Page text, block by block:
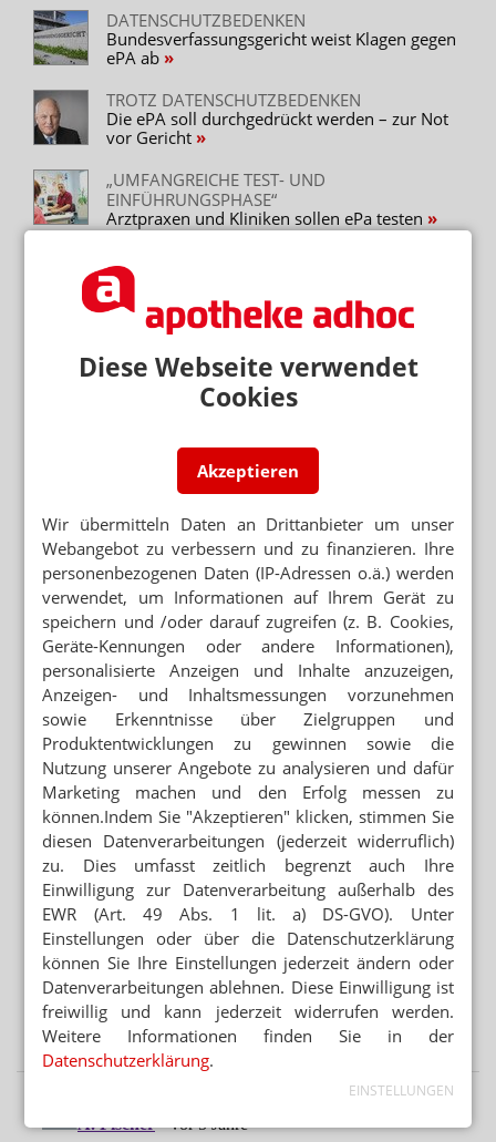
Diese Webseite verwendet
Cookies
Akzeptieren
Wir übermitteln Daten an Drittanbieter um unser
Webangebot zu verbessern und zu finanzieren. Ihre
personenbezogenen Daten (IP-Adressen o.ä.) werden
verwendet, um Informationen auf Ihrem Gerät zu
speichern und /oder darauf zugreifen (z. B. Cookies,
Geräte-Kennungen oder andere Informationen),
personalisierte Anzeigen und Inhalte anzuzeigen,
Anzeigen- und Inhaltsmessungen vorzunehmen
sowie Erkenntnisse über Zielgruppen und
Produktentwicklungen zu gewinnen sowie die
Nutzung unserer Angebote zu analysieren und dafür
Marketing machen und den Erfolg messen zu
können.Indem Sie "Akzeptieren" klicken, stimmen Sie
diesen Datenverarbeitungen (jederzeit widerruflich)
zu. Dies umfasst zeitlich begrenzt auch Ihre
Einwilligung zur Datenverarbeitung außerhalb des
EWR (Art. 49 Abs. 1 lit. a) DS-GVO). Unter
Einstellungen oder über die Datenschutzerklärung
können Sie Ihre Einstellungen jederzeit ändern oder
Datenverarbeitungen ablehnen. Diese Einwilligung ist
freiwillig und kann jederzeit widerrufen werden.
Weitere Informationen finden Sie in der
Datenschutzerklärung.
EINSTELLUNGEN
DATENSCHUTZBEDENKEN
Bundesverfassungsgericht weist Klagen gegen
ePA ab
TROTZ DATENSCHUTZBEDENKEN
Die ePA soll durchgedrückt werden – zur Not
vor Gericht
„UMFANGREICHE TEST- UND
EINFÜHRUNGSPHASE“
Arztpraxen und Kliniken sollen ePa testen
Gläserner Bürger: Steuer-ID soll auch
Krankendaten speichern
DATENSCHÜTZER WARNEN VOR
AUSWERTUNG
E-Rezept ohne Ende-zu-Ende-Verschlüsselung
E-Rezept: BtM, Hilfsmittel, Holland-Versender
Mehr zum Thema
GESETZGEBER MÜSSTE HANDELN
Kassen: Rx-Boni sind zulässig
KASSENÄRZTE FORDERN PRÄVENTIONSOFFENSIVE
Alkohol und Tabak: Staat sollte ordentlich zulangen
WEGEN GKV-SPARPAKET
Zuzahlung: Neuer Abda-Handzettel
Mehr aus Ressort
PODCAST NUR MAL SO ZUM WISSEN
Das Cannabis-Chaos
ANTRAG ABGELEHNT
Grüne: Apotheken sollen Klimaanlagen abgeben
BRANDENBURG OHNE PHARMAZIE-STANDORT
Neuer Medizin-Campus – weiterhin ohne Pharmazeuten